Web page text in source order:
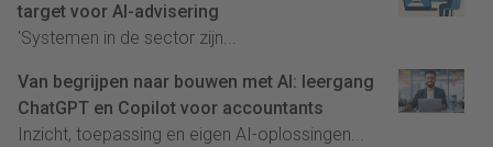
target voor AI-advisering
'Systemen in de sector zijn...
Van begrijpen naar bouwen met AI: leergang
ChatGPT en Copilot voor accountants
Inzicht, toepassing en eigen AI-oplossingen...